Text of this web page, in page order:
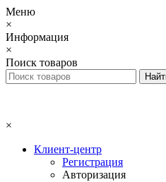
Меню
×
Информация
×
Поиск товаров
×
Клиент-центр
Регистрация
Авторизация